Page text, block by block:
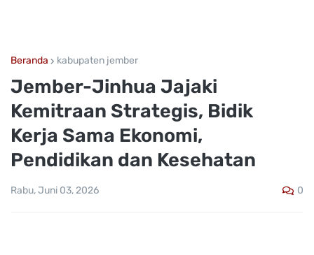
Beranda kabupaten jember
Jember-Jinhua Jajaki
Kemitraan Strategis, Bidik
Kerja Sama Ekonomi,
Pendidikan dan Kesehatan
Rabu, Juni 03, 2026 0